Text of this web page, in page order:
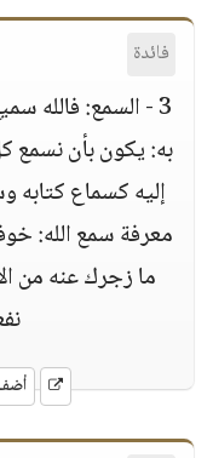
فائدة
3 - السمع: فالله
به: يكون بأن نسمع
إليه كسماع كتابه
معرفة سمع الله:
ما زجرك عنه من